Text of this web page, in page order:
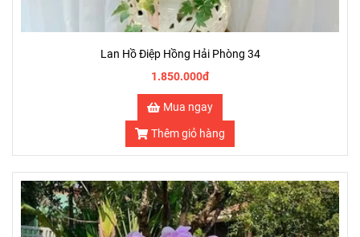
Lan Hồ Điệp Hồng Hải Phòng 34
1.850.000đ
Mua ngay
Thêm giỏ hàng